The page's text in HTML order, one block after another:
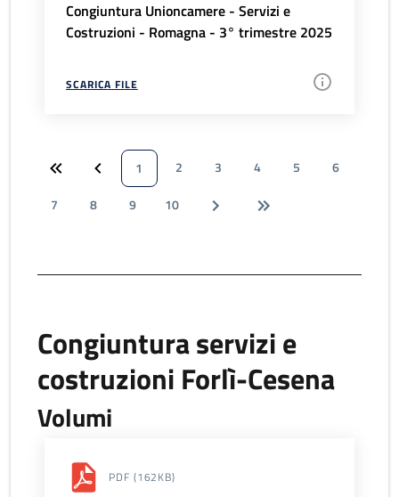
Congiuntura Unioncamere - Servizi e
Costruzioni - Romagna - 3° trimestre 2025
SCARICA FILE
1 2 3 4 5
6
7
8 9 10
Congiuntura servizi e
costruzioni Forlì-Cesena
Volumi
PDF (162KB)